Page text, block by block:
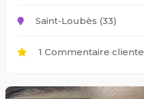
Saint-Loubès (33)
1 Commentaire cliente